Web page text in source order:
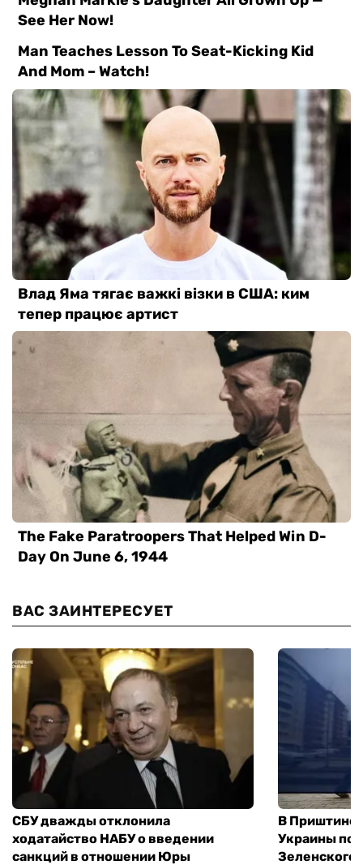
ВАС ЗАИНТЕРЕСУЕТ
СБУ дважды отклонила
ходатайство НАБУ о введении
санкций в отношении Юры
В Приштине
Украины
Зеленского